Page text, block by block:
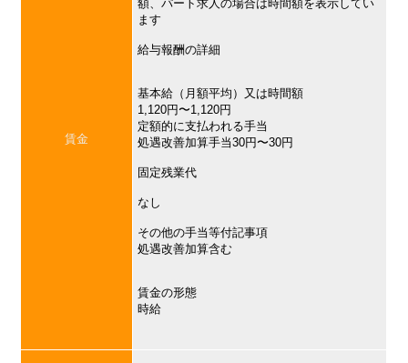
賃金
額、パート求人の場合は時間額を表示してい
ます
給与報酬の詳細
基本給（月額平均）又は時間額
1,120円〜1,120円
定額的に支払われる手当
処遇改善加算手当30円〜30円
固定残業代
なし
その他の手当等付記事項
処遇改善加算含む
賃金の形態
時給